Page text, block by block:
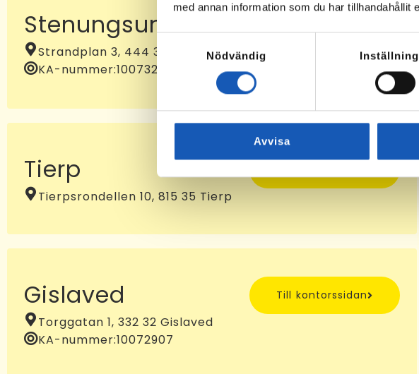
med annan information som du har
Nödvändig
Avvisa
Stenungsund
Strandplan 3, 444 31 Stenungsund
KA-nummer:10073232
Tierp
Tierpsrondellen 10, 815 35 Tierp
Gislaved
Torggatan 1, 332 32 Gislaved
KA-nummer:10072907
Till kontorssidan